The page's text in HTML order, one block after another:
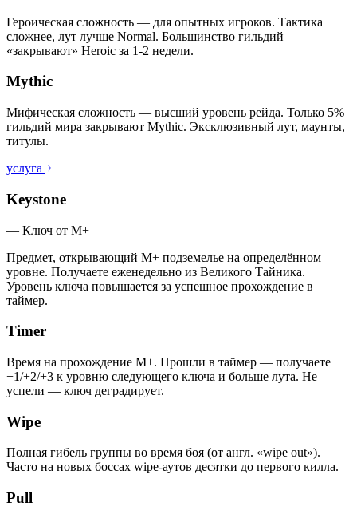
Героическая сложность — для опытных игроков. Тактика
сложнее, лут лучше Normal. Большинство гильдий
«закрывают» Heroic за 1-2 недели.
Mythic
Мифическая сложность — высший уровень рейда. Только 5%
гильдий мира закрывают Mythic. Эксклюзивный лут, маунты,
титулы.
услуга
Keystone
— Ключ от M+
Предмет, открывающий M+ подземелье на определённом
уровне. Получаете еженедельно из Великого Тайника.
Уровень ключа повышается за успешное прохождение в
таймер.
Timer
Время на прохождение M+. Прошли в таймер — получаете
+1/+2/+3 к уровню следующего ключа и больше лута. Не
успели — ключ деградирует.
Wipe
Полная гибель группы во время боя (от англ. «wipe out»).
Часто на новых боссах wipe-аутов десятки до первого килла.
Pull